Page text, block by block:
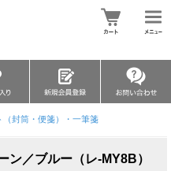
（封筒・便箋）・一筆箋
ン／ブルー（レ-MY8B）